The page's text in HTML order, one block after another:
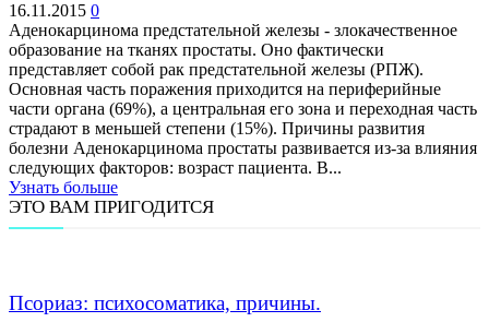
16.11.2015 0
Аденокарцинома предстательной железы - злокачественное
образование на тканях простаты. Оно фактически
представляет собой рак предстательной железы (РПЖ).
Основная часть поражения приходится на периферийные
части органа (69%), а центральная его зона и переходная часть
страдают в меньшей степени (15%). Причины развития
болезни Аденокарцинома простаты развивается из-за влияния
следующих факторов: возраст пациента. В...
Узнать больше
ЭТО ВАМ ПРИГОДИТСЯ
Псориаз: психосоматика, причины.